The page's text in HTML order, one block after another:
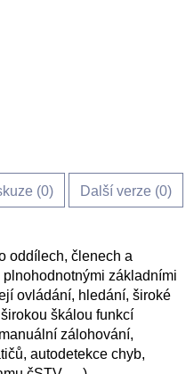
(0) Další verze (0)
oddílech, členech a
základními
ovládání, hledání, široké
škálou funkcí
zálohování,
autodetekce chyb,